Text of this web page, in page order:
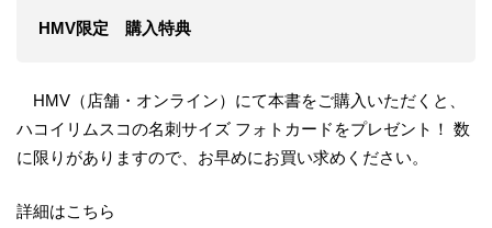
HMV限定 購入特典
HMV（店舗・オンライン）にて本書をご購入いただくと、
ハコイリムスコの名刺サイズ フォトカードをプレゼント！ 数
に限りがありますので、お早めにお買い求めください。
詳細はこちら